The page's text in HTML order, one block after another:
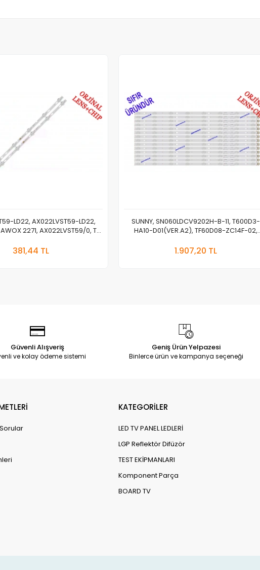
LD22, AX022LVST59-LD22,
AWOX 2271, AX022LVST59/0, TV
0001H, CY22D-2X5
381,44 TL
SUNNY, SN060LDCV9202H-B-11, T600D3-
HA10-D01(VER.A2), TF60D08-ZC14F-02,
1.907,20 TL
Güvenli Alışveriş
ve kolay ödeme sistemi
Geniş Ürün Yelpazesi
Binlerce ürün ve kampanya seçeneği
KATEGORİLER
LED TV PANEL LEDLERİ
LGP Reflektör Difüzör
TEST EKİPMANLARI
Komponent Parça
BOARD TV